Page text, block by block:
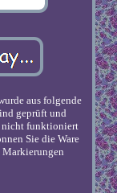
aus folgende
geprüft und
nicht funktioniert
Sie die Ware
Markierungen